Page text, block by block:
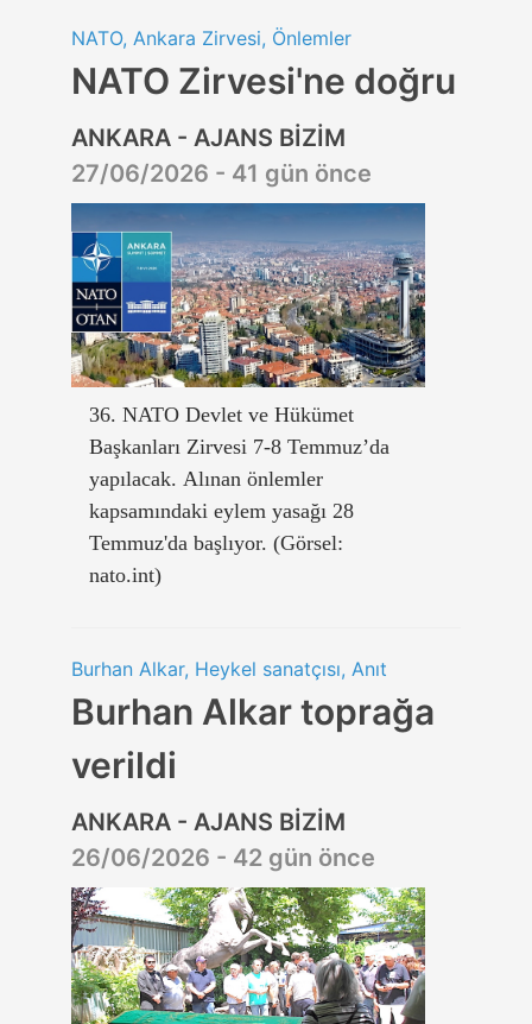
NATO, Ankara Zirvesi, Önlemler
NATO Zirvesi'ne doğru
ANKARA - AJANS BİZİM
27/06/2026 - 41 gün önce
36. NATO Devlet ve Hükümet
Başkanları Zirvesi 7-8 Temmuz’da
yapılacak. Alınan önlemler
kapsamındaki eylem yasağı 28
Temmuz'da başlıyor. (Görsel:
nato.int)
Burhan Alkar, Heykel sanatçısı, Anıt
Burhan Alkar toprağa
verildi
ANKARA - AJANS BİZİM
26/06/2026 - 42 gün önce